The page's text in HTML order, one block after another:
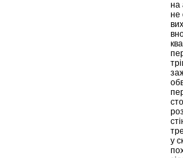
на
не
у